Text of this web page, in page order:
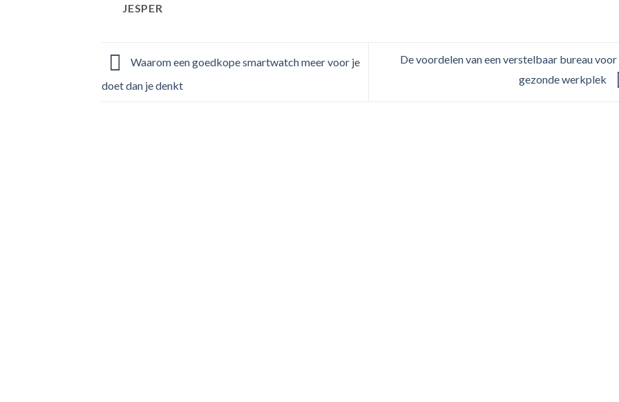
JESPER
Waarom een goedkope smartwatch meer voor je
doet dan je denkt
De voordelen van een verstelbaar bureau voor
gezonde werkplek